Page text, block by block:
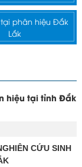
tại phân hiệu Đắk
Lắk
hiệu tại tỉnh Đắk
CỨU SINH